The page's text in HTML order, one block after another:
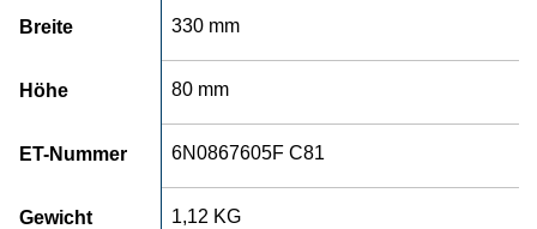
Breite 330 mm
Höhe 80 mm
ET-Nummer 6N0867605F C81
Gewicht 1,12 KG